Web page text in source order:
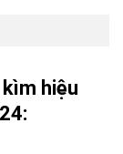
hiệu